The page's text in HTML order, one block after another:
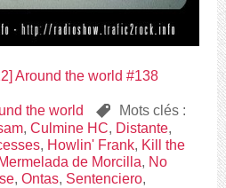
Around the world #138
the world ,
Mots clés :
, Culmine HC, Distante,
, Howlin' Frank, Kill the
Mermelada de Morcilla, No
, Ontas, Sentenciero,